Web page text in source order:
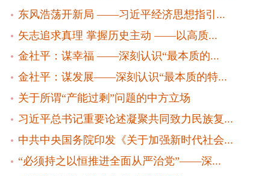
东风浩荡开新局 ——习近平经济思想指引...
矢志追求真理 掌握历史主动 ——以高质...
金社平：谋幸福 ——深刻认识“最本质的...
金社平：谋发展——深刻认识“最本质的特...
关于所谓“产能过剩”问题的中方立场
习近平总书记重要论述凝聚共同致力民族复...
中共中央国务院印发《关于加强新时代社会...
“必须持之以恒推进全面从严治党”——深...